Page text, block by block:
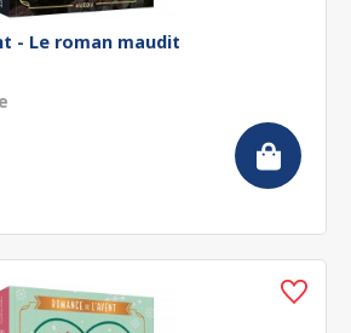
- Le roman maudit